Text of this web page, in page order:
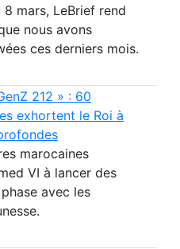
8 mars, LeBrief rend
nous avons
ces derniers mois.
212 » : 60
exhortent le Roi à
marocaines
VI à lancer des
avec les